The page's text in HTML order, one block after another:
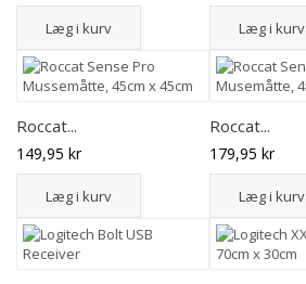
Læg i kurv Læg i kurv
Roccat...
149,95 kr
Læg i kurv
Roccat...
179,95 kr
Læg i kurv